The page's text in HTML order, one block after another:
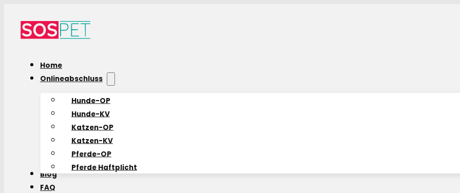
Home
Onlineabschluss
Hunde-OP
Hunde-KV
Katzen-OP
Katzen-KV
Pferde-OP
Pferde Haftplicht
Blog
FAQ